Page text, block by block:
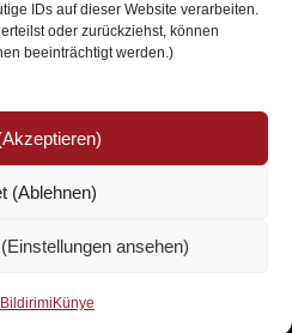
IDs auf dieser Website verarbeiten.
oder zurückziehst, können
beeinträchtigt werden.)
(Ablehnen)
ansehen)
Künye
Site sahibi